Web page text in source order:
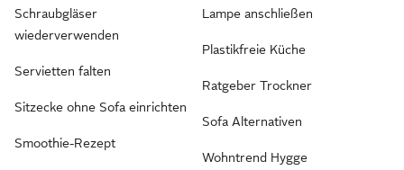
Schraubgläser
wiederverwenden
Servietten falten
Sitzecke ohne Sofa einrichten
Smoothie-Rezept
Lampe anschließen
Plastikfreie Küche
Ratgeber Trockner
Sofa Alternativen
Wohntrend Hygge